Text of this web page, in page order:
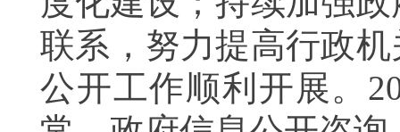
联系，努力提高行政
公开工作顺利开展。